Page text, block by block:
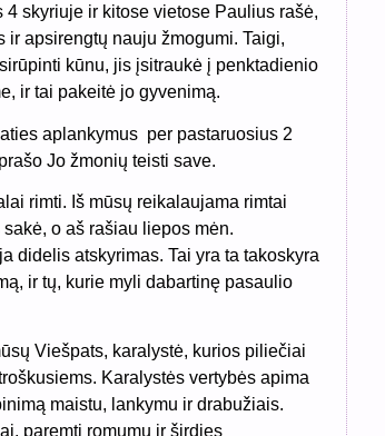
skyriuje ir kitose vietose Paulius rašė,
apsirengtų nauju žmogumi. Taigi,
kūnu, jis įsitraukė į penktadienio
ir tai pakeitė jo gyvenimą.
aplankymus per pastaruosius 2
Jo žmonių teisti save.
rimti. Iš mūsų reikalaujama rimtai
o aš rašiau liepos mėn.
didelis atskyrimas. Tai yra ta takoskyra
ir tų, kurie myli dabartinę pasaulio
Viešpats, karalystė, kurios piliečiai
Karalystės vertybės apima
maistu, lankymu ir drabužiais.
paremti romumu ir širdies